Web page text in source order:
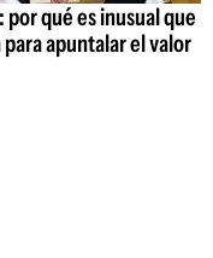
qué es inusual que
apuntalar el valor